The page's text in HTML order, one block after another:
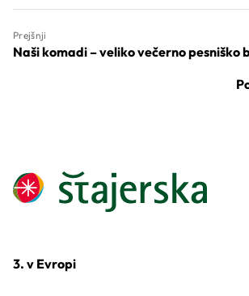
Prejšnji
Naši komadi – veliko večerno pesniško
3. v Evropi